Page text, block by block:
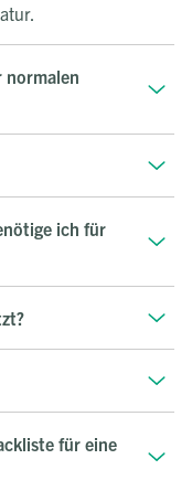
normalen
ich für
für eine